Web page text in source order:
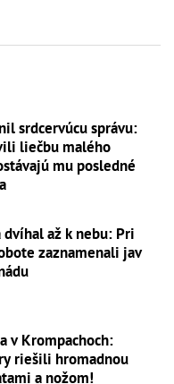
srdcervúcu správu:
liečbu malého
mu posledné
dvíhal až k nebu: Pri
zaznamenali jav
v Krompachoch:
riešili hromadnou
a nožom!